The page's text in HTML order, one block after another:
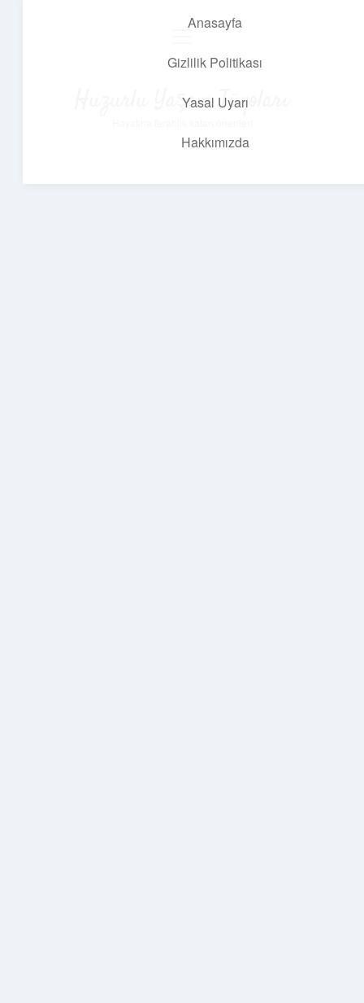
Anasayfa
Gizlilik Politikası
Yasal Uyarı
Hakkımızda
Huzurlu Yaşam Tüyoları